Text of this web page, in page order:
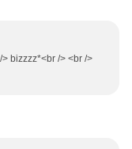
bizzzz*<br /> <br />